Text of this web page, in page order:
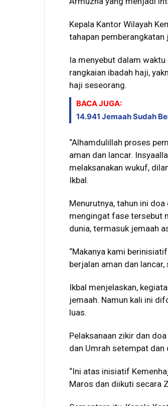
Kepala Kantor Wilayah
tahapan
Ia menyebut dalam
rangkaian ibadah haji,
haji seseorang.
BACA JUGA:
14.941 Jemaah Sudah
“Alhamdulillah proses
aman dan lancar.
melaksanakan wukuf,
Ikbal.
Menurutnya, tahun ini
mengingat fase tersebut
dunia, termasuk jemaah
“Makanya kami
berjalan aman dan
Ikbal menjelaskan,
jemaah. Namun kali ini
luas.
Pelaksanaan zikir dan
dan Umrah setempat dan
“Ini atas inisiatif
Maros dan diikuti secara